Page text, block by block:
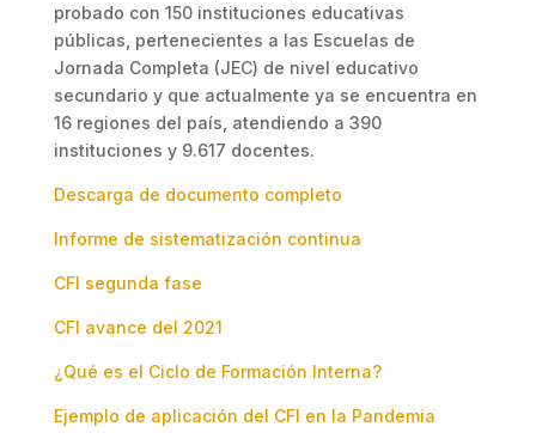
probado con 150 instituciones educativas
públicas, pertenecientes a las Escuelas de
Jornada Completa (JEC) de nivel educativo
secundario y que actualmente ya se encuentra en
16 regiones del país, atendiendo a 390
instituciones y 9.617 docentes.
Descarga de documento completo
Informe de sistematización continua
CFI segunda fase
CFI avance del 2021
¿Qué es el Ciclo de Formación Interna?
Ejemplo de aplicación del CFI en la Pandemia